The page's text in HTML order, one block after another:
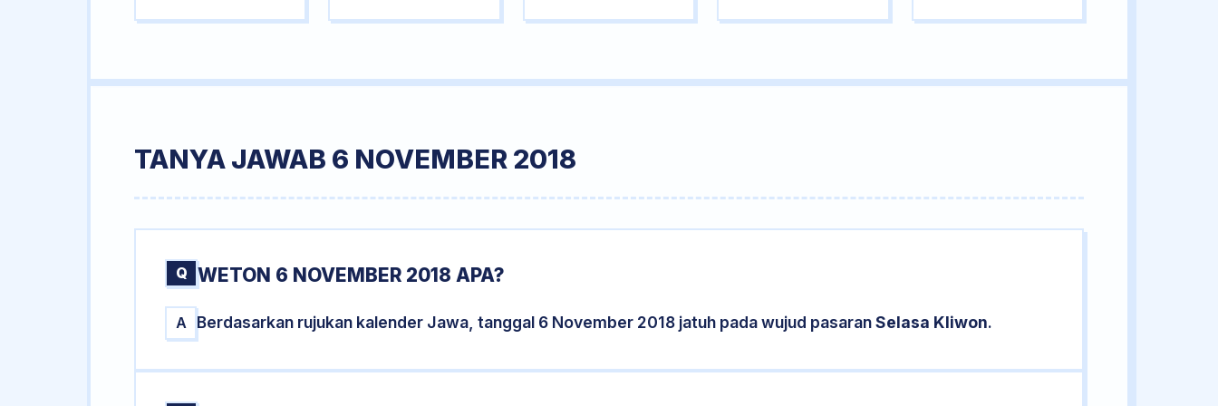
TANYA JAWAB 6 NOVEMBER 2018
Q WETON 6 NOVEMBER 2018 APA?
A Berdasarkan rujukan kalender Jawa, tanggal 6 November 2018 jatuh pada wujud pasaranSelasa Kliwon.